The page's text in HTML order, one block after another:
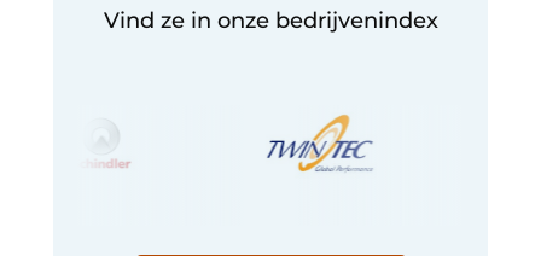
Vind ze in onze bedrijvenindex